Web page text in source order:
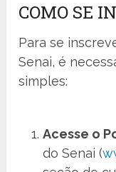
COMO SE
Para se
Senai, é
simples:
Acesse o
do Senai (